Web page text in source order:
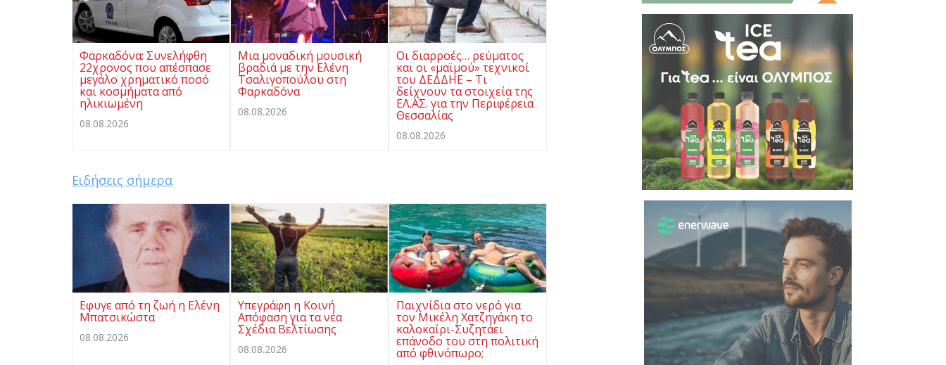
Φαρκαδόνα: Συνελήφθη
22χρονος που απέσπασε
μεγάλο χρηματικό ποσό
και κοσμήματα από
ηλικιωμένη
08.08.2026
Μια μοναδική μουσική
βραδιά με την Ελένη
Τσαλιγοπούλου στη
Φαρκαδόνα
08.08.2026
Οι διαρροές… ρεύματος
και οι «μαϊμού» τεχνικοί
του ΔΕΔΔΗΕ – Τι
δείχνουν τα στοιχεία της
ΕΛ.ΑΣ. για την Περιφέρεια
Θεσσαλίας
08.08.2026
Ειδήσεις σήμερα
Eφυγε από τη ζωή η Ελένη
Μπατσικώστα
08.08.2026
Υπεγράφη η Κοινή
Απόφαση για τα νέα
Σχέδια Βελτίωσης
08.08.2026
Παιχνίδια στο νερό για
τον Μικέλη Χατζηγάκη το
καλοκαίρι-Συζητάει
επάνοδο του στη πολιτική
από φθινόπωρο;